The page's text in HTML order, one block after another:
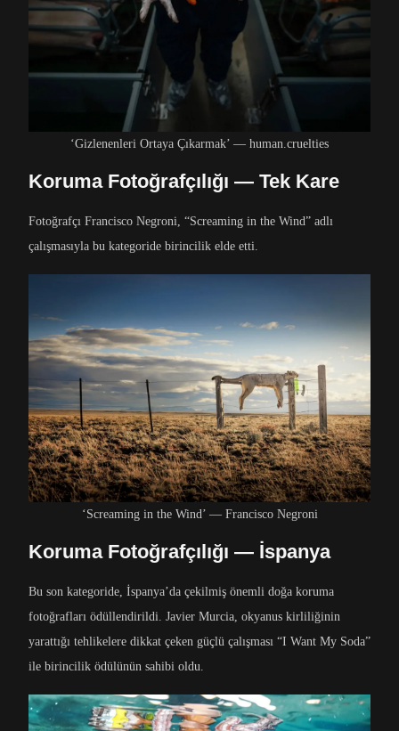
‘Gizlenenleri Ortaya Çıkarmak’ — human.cruelties
Koruma Fotoğrafçılığı — Tek Kare
Fotoğrafçı Francisco Negroni, “Screaming in the Wind” adlı
çalışmasıyla bu kategoride birincilik elde etti.
‘Screaming in the Wind’ — Francisco Negroni
Koruma Fotoğrafçılığı — İspanya
Bu son kategoride, İspanya’da çekilmiş önemli doğa koruma
fotoğrafları ödüllendirildi. Javier Murcia, okyanus kirliliğinin
yarattığı tehlikelere dikkat çeken güçlü çalışması “I Want My Soda”
ile birincilik ödülünün sahibi oldu.